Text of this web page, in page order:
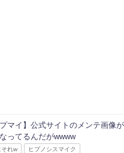
プマイ】公式サイトのメンテ画像
ってるんだがwwww
それw ヒプノシスマイク